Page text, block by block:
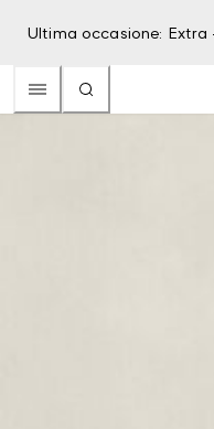
Ultima occasione: Extra